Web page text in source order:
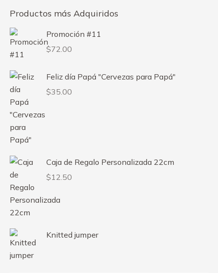
Productos más Adquiridos
Promoción #11
$72.00
Feliz día Papá "Cervezas para Papá"
$35.00
Caja de Regalo Personalizada 22cm
$12.50
Knitted jumper